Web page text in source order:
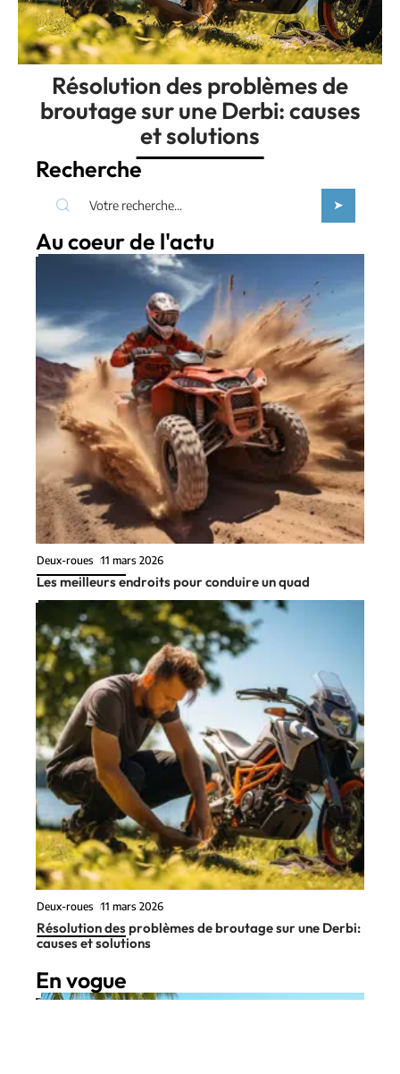
Résolution des problèmes de
broutage sur une Derbi: causes
et solutions
Recherche
Au coeur de l'actu
Deux-roues 11 mars 2026
Les meilleurs endroits pour conduire un quad
Deux-roues 11 mars 2026
Résolution des problèmes de broutage sur une Derbi:
causes et solutions
En vogue